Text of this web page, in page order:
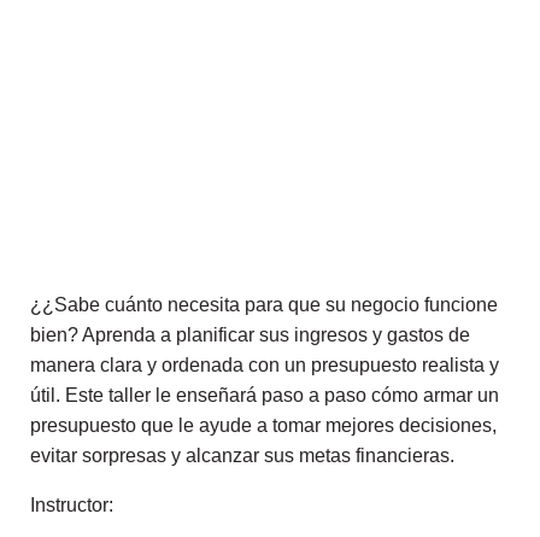
¿¿Sabe cuánto necesita para que su negocio funcione
bien? Aprenda a planificar sus ingresos y gastos de
manera clara y ordenada con un presupuesto realista y
útil. Este taller le enseñará paso a paso cómo armar un
presupuesto que le ayude a tomar mejores decisiones,
evitar sorpresas y alcanzar sus metas financieras.
Instructor: